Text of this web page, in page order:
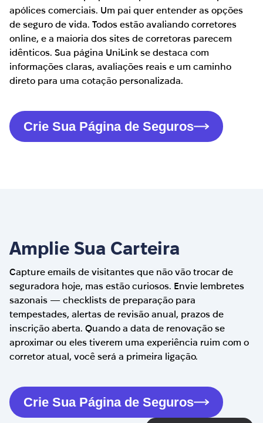
apólices comerciais. Um pai quer entender as opções
de seguro de vida. Todos estão avaliando corretores
online, e a maioria dos sites de corretoras parecem
idênticos. Sua página UniLink se destaca com
informações claras, avaliações reais e um caminho
direto para uma cotação personalizada.
Crie Sua Página de Seguros
Amplie Sua Carteira
Capture emails de visitantes que não vão trocar de
seguradora hoje, mas estão curiosos. Envie lembretes
sazonais — checklists de preparação para
tempestades, alertas de revisão anual, prazos de
inscrição aberta. Quando a data de renovação se
aproximar ou eles tiverem uma experiência ruim com o
corretor atual, você será a primeira ligação.
Crie Sua Página de Seguros